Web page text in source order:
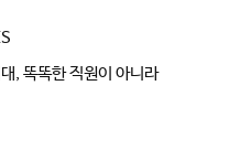
, 똑똑한 직원이 아니라